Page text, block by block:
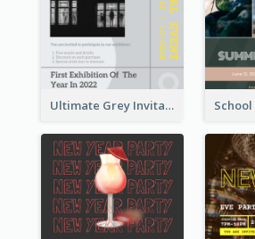
Ultimate Grey Invitation Design Template